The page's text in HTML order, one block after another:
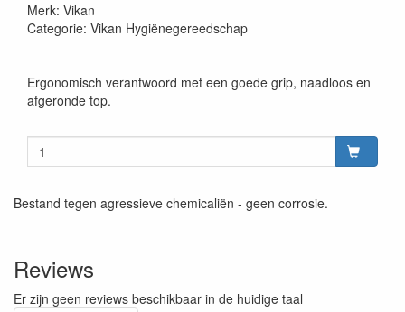
Merk: Vikan
Categorie: Vikan Hygiënegereedschap
Ergonomisch verantwoord met een goede grip, naadloos en
afgeronde top.
Bestand tegen agressieve chemicaliën - geen corrosie.
Reviews
Er zijn geen reviews beschikbaar in de huidige taal